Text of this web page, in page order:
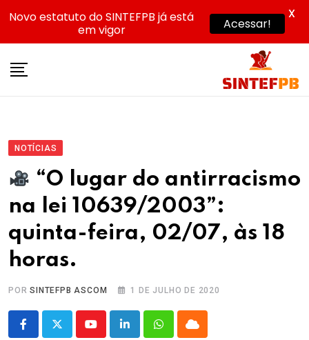
NOTÍCIAS
“O lugar do antirracismo
na lei 10639/2003”:
quinta-feira, 02/07, às 18
horas.
PORSINTEFPB ASCOM 1 DE JULHO DE 2020
YoutubeLinkedInWhatsappCloud
Novo estatuto do SINTEFPB já está
em vigor
Acessar!
X